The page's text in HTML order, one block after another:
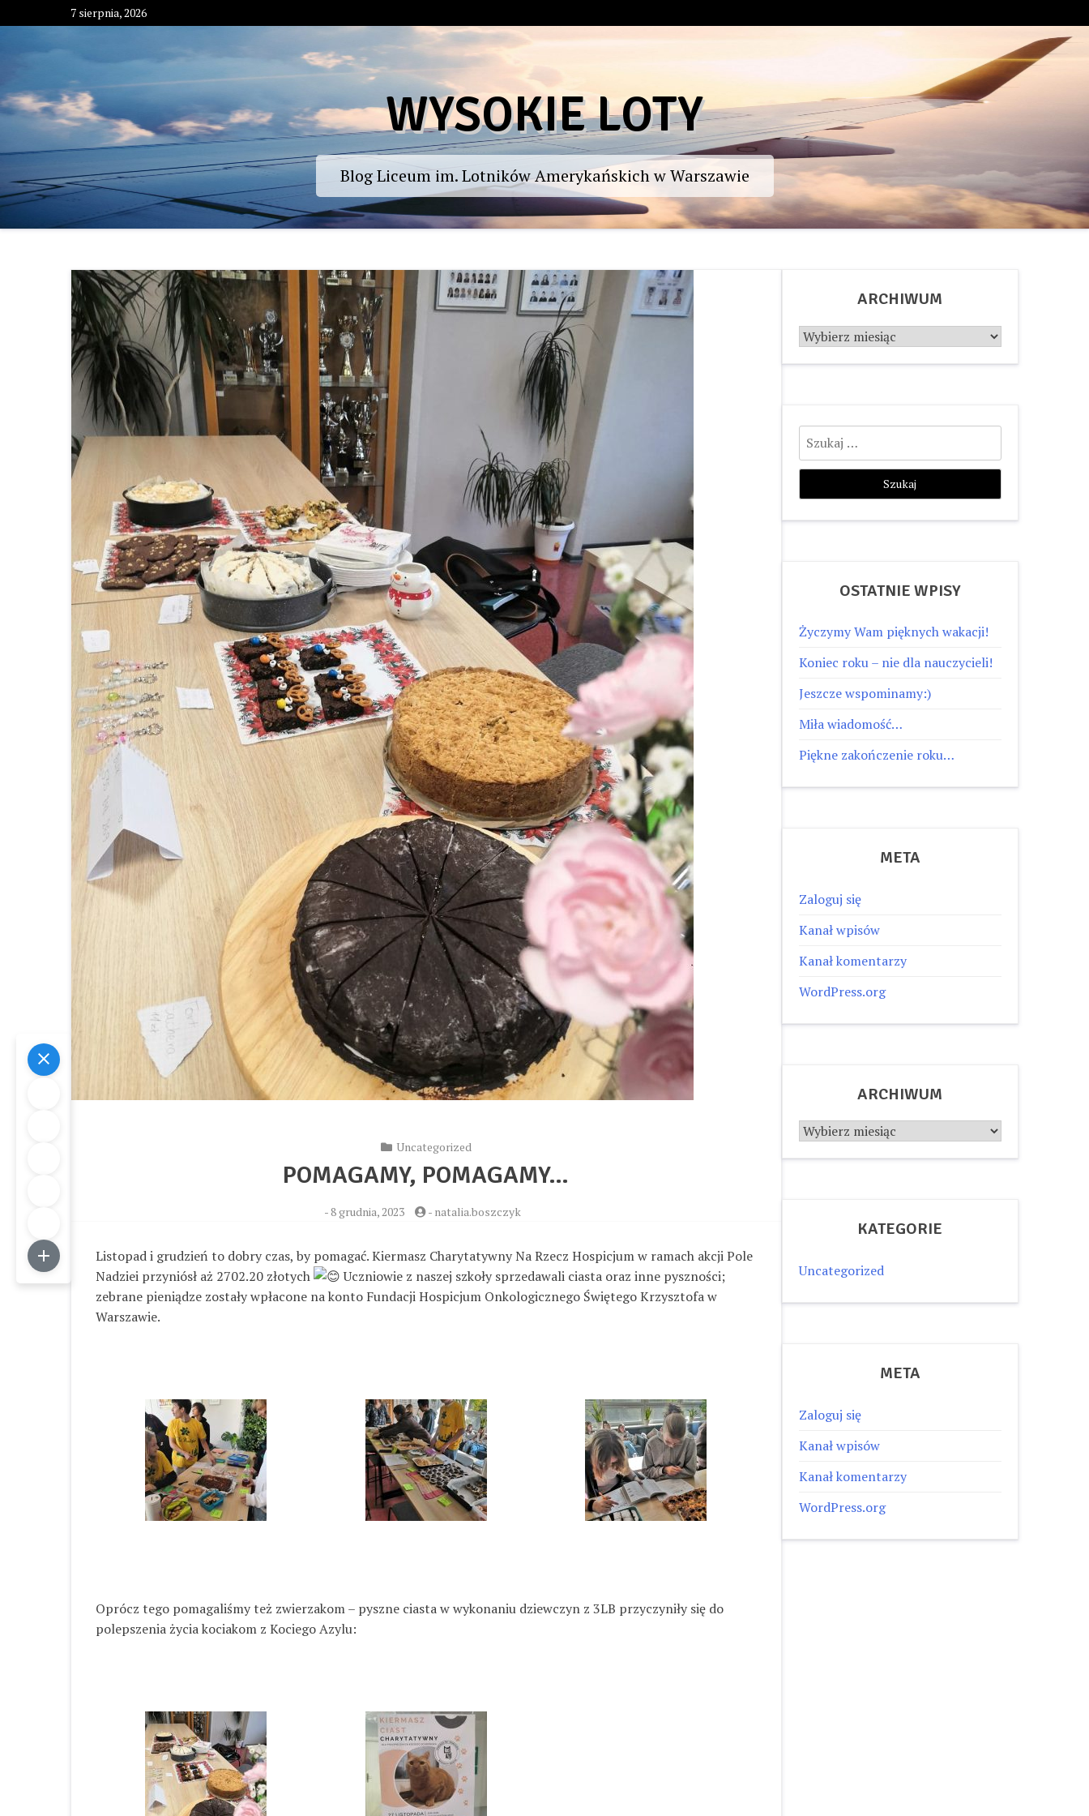
to
7 sierpnia, 2026
WYSOKIE LOTY
Blog Liceum im. Lotników Amerykańskich w Warszawie
Uncategorized
POMAGAMY, POMAGAMY…
-8 grudnia, 2023 - natalia.boszczyk
Listopad i grudzień to dobry czas, by pomagać. Kiermasz Charytatywny Na Rzecz Hospicjum w ramach akcji Pole
Nadziei przyniósł aż 2702.20 złotych
Uczniowie z naszej szkoły sprzedawali ciasta oraz inne pyszności;
zebrane pieniądze zostały wpłacone na konto Fundacji Hospicjum Onkologicznego Świętego Krzysztofa w
Warszawie.
Oprócz tego pomagaliśmy też zwierzakom – pyszne ciasta w wykonaniu dziewczyn z 3LB przyczyniły się do
polepszenia życia kociakom z Kociego Azylu:
ARCHIWUM
Archiwum
Szukaj:
OSTATNIE WPISY
Życzymy Wam pięknych wakacji!
Koniec roku – nie dla nauczycieli!
Jeszcze wspominamy:)
Miła wiadomość…
Piękne zakończenie roku…
META
Zaloguj się
Kanał wpisów
Kanał komentarzy
WordPress.org
ARCHIWUM
Archiwum
KATEGORIE
Uncategorized
META
Zaloguj się
Kanał wpisów
Kanał komentarzy
WordPress.org